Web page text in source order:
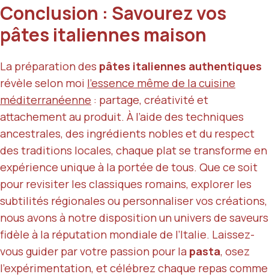
Conclusion : Savourez vos
pâtes italiennes maison
La préparation des pâtes italiennes authentiques
révèle selon moi l’essence même de la cuisine
méditerranéenne : partage, créativité et
attachement au produit. À l’aide des techniques
ancestrales, des ingrédients nobles et du respect
des traditions locales, chaque plat se transforme en
expérience unique à la portée de tous. Que ce soit
pour revisiter les classiques romains, explorer les
subtilités régionales ou personnaliser vos créations,
nous avons à notre disposition un univers de saveurs
fidèle à la réputation mondiale de l’Italie. Laissez-
vous guider par votre passion pour la pasta, osez
l’expérimentation, et célébrez chaque repas comme